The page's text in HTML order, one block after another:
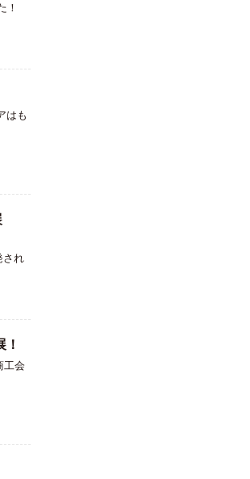
！
はも
され
工会